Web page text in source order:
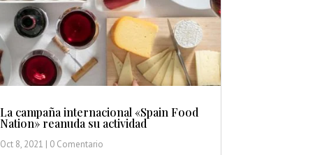
La campaña internacional «Spain Food
Nation» reanuda su actividad
Oct 8, 2021 | 0 Comentario